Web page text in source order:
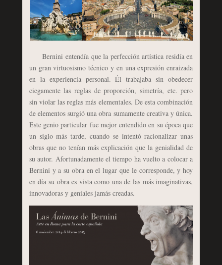
Bernini entendía que la perfección artística residía en
un gran virtuosismo técnico y en una expresión enraizada
en la experiencia personal. Él trabajaba sin obedecer
ciegamente las reglas de proporción, simetría, etc. pero
sin violar las reglas más elementales. De esta combinación
de elementos surgió una obra sumamente creativa y única.
Este genio particular fue mejor entendido en su época que
un siglo más tarde, cuando se intentó racionalizar unas
obras que no tenían más explicación que la genialidad de
su autor. Afortunadamente el tiempo ha vuelto a colocar a
Bernini y a su obra en el lugar que le corresponde, y hoy
en día su obra es vista como una de las más imaginativas,
innovadoras y geniales jamás creadas.